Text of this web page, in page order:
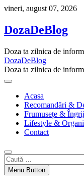
Skip
content
vineri, august 07, 2026
DozaDeBlog
Doza ta zilnica de
DozaDeBlog
Doza ta zilnica de
Acasa
Recomandări &
Frumusețe &
Lifestyle &
Contact
Caută
…Menu Button